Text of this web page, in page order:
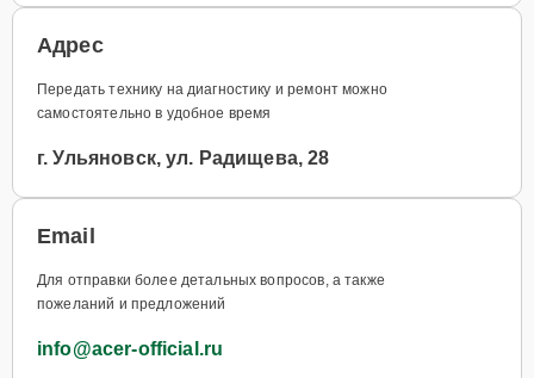
Адрес
Передать технику на диагностику и ремонт можно
самостоятельно в удобное время
г. Ульяновск, ул. Радищева, 28
Email
Для отправки более детальных вопросов, а также
пожеланий и предложений
info@acer-official.ru